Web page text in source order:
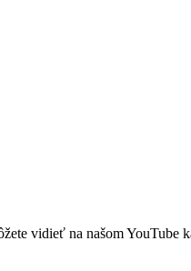
vidieť na našom YouTube